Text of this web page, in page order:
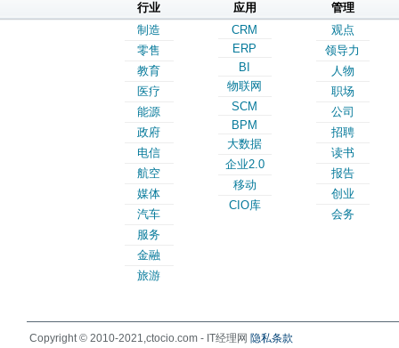
行业
制造
零售
教育
医疗
能源
政府
电信
航空
媒体
汽车
服务
金融
旅游
应用
CRM
ERP
BI
物联网
SCM
BPM
大数据
企业2.0
移动
CIO库
管理
观点
领导力
人物
职场
公司
招聘
读书
报告
创业
会务
Copyright © 2010-2021,ctocio.com - IT经理网 隐私条款